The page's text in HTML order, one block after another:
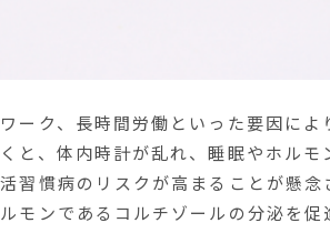
ーク、長時間労働といった要因によ
と、体内時計が乱れ、睡眠やホルモ
習慣病のリスクが高まることが懸念
モンであるコルチゾールの分泌を